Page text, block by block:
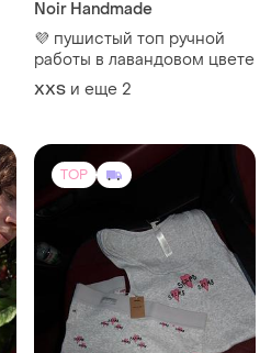
TOP
2700 грн 25